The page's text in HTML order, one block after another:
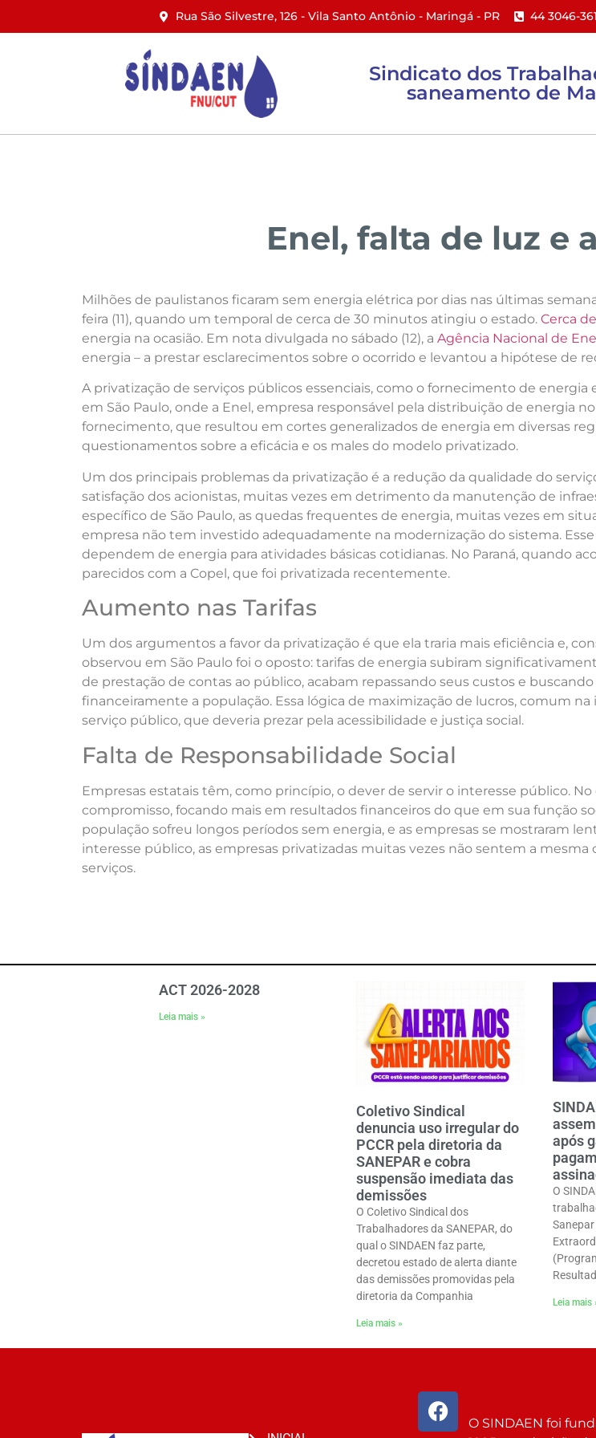
Rua São Silvestre, 126 - Vila Santo Antônio - Maringá - PR​ 44 3046-
Sindicato dos
saneamento de
Enel, falta de luz e
Milhões de paulistanos ficaram sem energia elétrica por dias nas últimas
feira (11), quando um temporal de cerca de 30 minutos atingiu o estado. Cerca
energia na ocasião. Em nota divulgada no sábado (12), a Agência Nacional de
energia – a prestar esclarecimentos sobre o ocorrido e levantou a hipótese de
A privatização de serviços públicos essenciais, como o fornecimento de
em São Paulo, onde a Enel, empresa responsável pela distribuição de energia
fornecimento, que resultou em cortes generalizados de energia em diversas
questionamentos sobre a eficácia e os males do modelo privatizado.
Um dos principais problemas da privatização é a redução da qualidade do
satisfação dos acionistas, muitas vezes em detrimento da manutenção de
específico de São Paulo, as quedas frequentes de energia, muitas vezes em
empresa não tem investido adequadamente na modernização do sistema.
dependem de energia para atividades básicas cotidianas. No Paraná, quando
parecidos com a Copel, que foi privatizada recentemente.
Aumento nas Tarifas
Um dos argumentos a favor da privatização é que ela traria mais eficiência e,
observou em São Paulo foi o oposto: tarifas de energia subiram
de prestação de contas ao público, acabam repassando seus custos e
financeiramente a população. Essa lógica de maximização de lucros, comum
serviço público, que deveria prezar pela acessibilidade e justiça social.
Falta de Responsabilidade Social
Empresas estatais têm, como princípio, o dever de servir o interesse público.
compromisso, focando mais em resultados financeiros do que em sua função
população sofreu longos períodos sem energia, e as empresas se mostraram
interesse público, as empresas privatizadas muitas vezes não sentem a
serviços.
ACT 2026-2028
Leia mais »
Coletivo Sindical
denuncia uso irregular do
PCCR pela diretoria da
SANEPAR e cobra
suspensão imediata das
demissões
O Coletivo Sindical dos
Trabalhadores da SANEPAR, do
qual o SINDAEN faz parte,
decretou estado de alerta diante
das demissões promovidas pela
diretoria da Companhia
Leia mais »
após
O
Sanepar
Leia mais
O SINDAEN foi